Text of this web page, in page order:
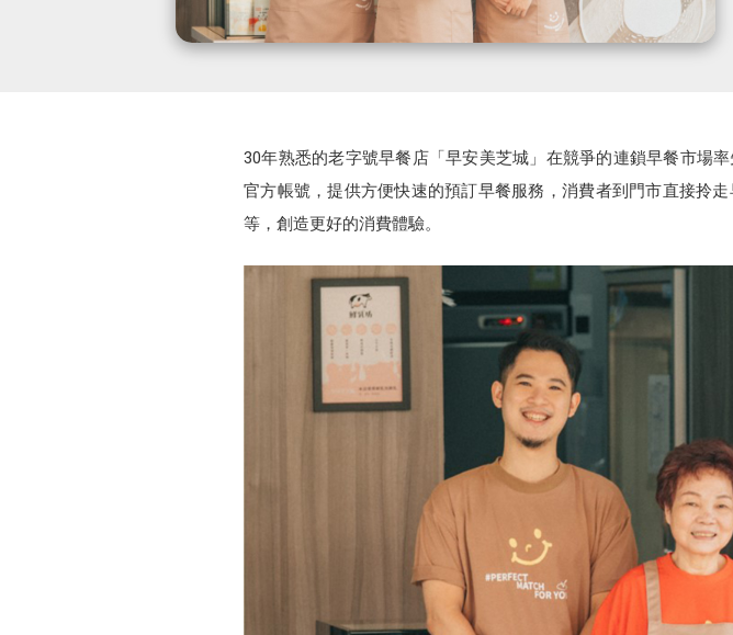
30年熟悉的老字號早餐店「早安美芝城」在競爭的連鎖早餐市場
官方帳號，提供方便快速的預訂早餐服務，消費者到門市直接拎
等，創造更好的消費體驗。